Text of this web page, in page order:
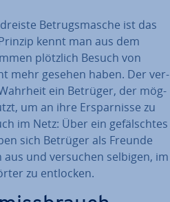
Be­trugs­ma­sche ist das
kennt man aus dem
plötzlich Besuch von
mehr gesehen haben. Der ver­
ein Betrüger, der mög­
um an ihre Er­spar­nis­se zu
im Netz: Über ein ge­fälsch­tes
sich Betrüger als Freunde
und versuchen selbigen, im
zu entlocken.